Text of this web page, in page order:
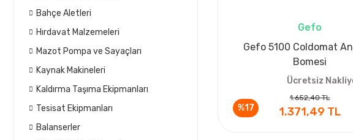
Bahçe Aletleri
Hırdavat Malzemeleri
Mazot Pompa ve Sayaçları
Kaynak Makineleri
Kaldırma Taşıma Ekipmanları
Tesisat Ekipmanları
Balanserler
%17
Gefo
Gefo 5100 Coldomat
Bomesi
Ücretsiz
1.652,40 TL
1.371,49 TL